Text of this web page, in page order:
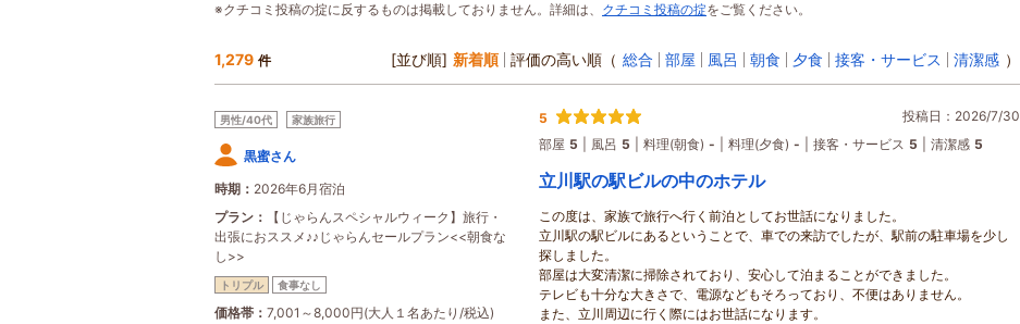
※クチコミ投稿の掟に反するものは掲載しておりません。詳細は、 クチコミ投稿の掟をご覧ください。
1,279 件 [並び順] 新着順 評価の高い順 （ 総合 部屋 風呂 朝食 夕食 接客・サービス 清潔感 ）
男性/40代 家族旅行
黒蜜さん
時期
2026年6月宿泊
プラン
【じゃらんスペシャルウィーク】旅行・
出張におススメ♪♪じゃらんセールプラン<<朝食な
し>>
トリプル 食事なし
価格帯 7,001～8,000円(大人１名あたり/税込)
5
投稿日：2026/7/30
部屋 5 風呂 5 料理(朝食) - 料理(夕食) - 接客・サービス 5 清潔感 5
立川駅の駅ビルの中のホテル
この度は、家族で旅行へ行く前泊としてお世話になりました。
立川駅の駅ビルにあるということで、車での来訪でしたが、駅前の駐車場を少し
探しました。
部屋は大変清潔に掃除されており、安心して泊まることができました。
テレビも十分な大きさで、電源などもそろっており、不便はありません。
また、立川周辺に行く際にはお世話になります。